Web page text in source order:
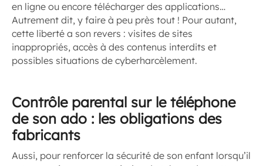
en ligne ou encore télécharger des applications…
Autrement dit, y faire à peu près tout ! Pour autant,
cette liberté a son revers : visites de sites
inappropriés, accès à des contenus interdits et
possibles situations de cyberharcèlement.
Contrôle parental sur le téléphone
de son ado : les obligations des
fabricants
Aussi, pour renforcer la sécurité de son enfant lorsqu’il